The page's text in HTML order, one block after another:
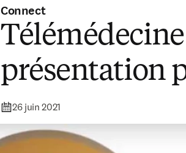
Connect
présentation
26 juin 2021